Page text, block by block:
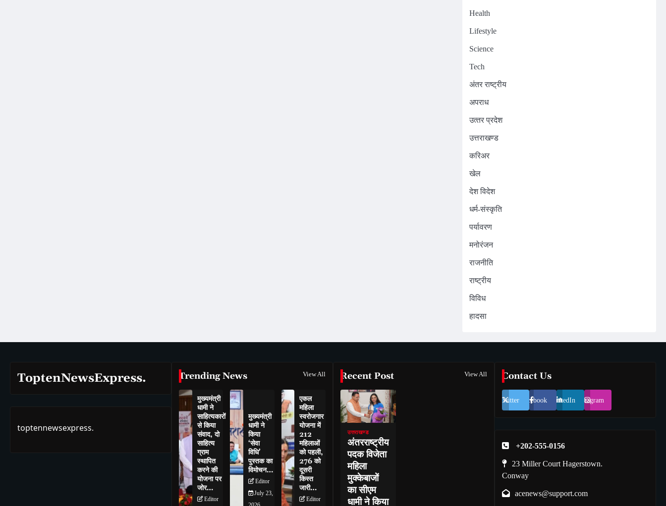
Health
Lifestyle
Science
Tech
अंतर राष्ट्रीय
अपराध
उत्‍तर प्रदेश
उत्तराखण्ड
करिअर
खेल
देश विदेश
धर्म-संस्कृति
पर्यावरण
मनोरंजन
राजनीति
राष्ट्रीय
विविध
हादसा
ToptenNewsExpress.
toptennewsexpress.
Trending News View All
मुख्यमंत्री
धामी ने
साहित्यकारों
से किया
संवाद, दो
साहित्य
ग्राम
स्थापित
करने की
योजना पर
जोर…
Editor
मुख्यमंत्री
धामी ने
किया
‘सेवा
विधि’
पुस्तक का
विमोचन…
Editor
July 23,
एकल
महिला
स्वरोजगार
योजना में
212
महिलाओं
को पहली,
276 को
दूसरी
किस्त
जारी…
Editor
Recent Post View All
उत्तराखण्ड
अंतरराष्ट्रीय
पदक विजेता
महिला
मुक्केबाजों
का सीएम
धामी ने किया
Contact Us
Twitter Facebook LinkedIn Instagram
+202-555-0156
23 Miller Court Hagerstown.
Conway
acenews@support.com